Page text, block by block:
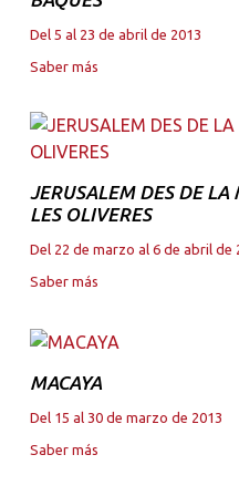
Del 5 al 23 de abril de 2013
Saber más
JERUSALEM DES DE LA
LES OLIVERES
Del 22 de marzo al 6 de abril de
Saber más
MACAYA
Del 15 al 30 de marzo de 2013
Saber más